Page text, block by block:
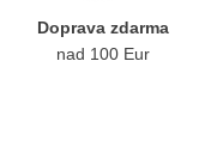
Doprava zdarma
nad 100 Eur